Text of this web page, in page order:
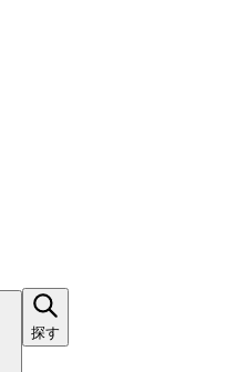
探す